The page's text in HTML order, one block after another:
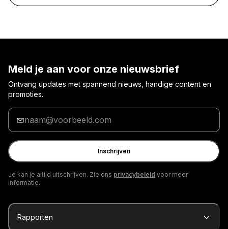
Meld je aan voor onze nieuwsbrief
Ontvang updates met spannend nieuws, handige content en
promoties.
Voer
e-
mailadres
in
Inschrijven
Je kan je altijd uitschrijven. Zie ons privacybeleid voor meer
informatie.
Rapporten